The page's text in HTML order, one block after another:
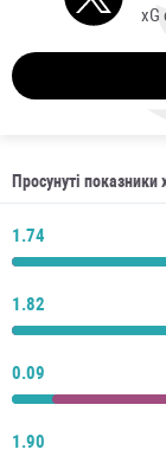
xG
Просунуті показники
1.74
1.82
0.09
1.90